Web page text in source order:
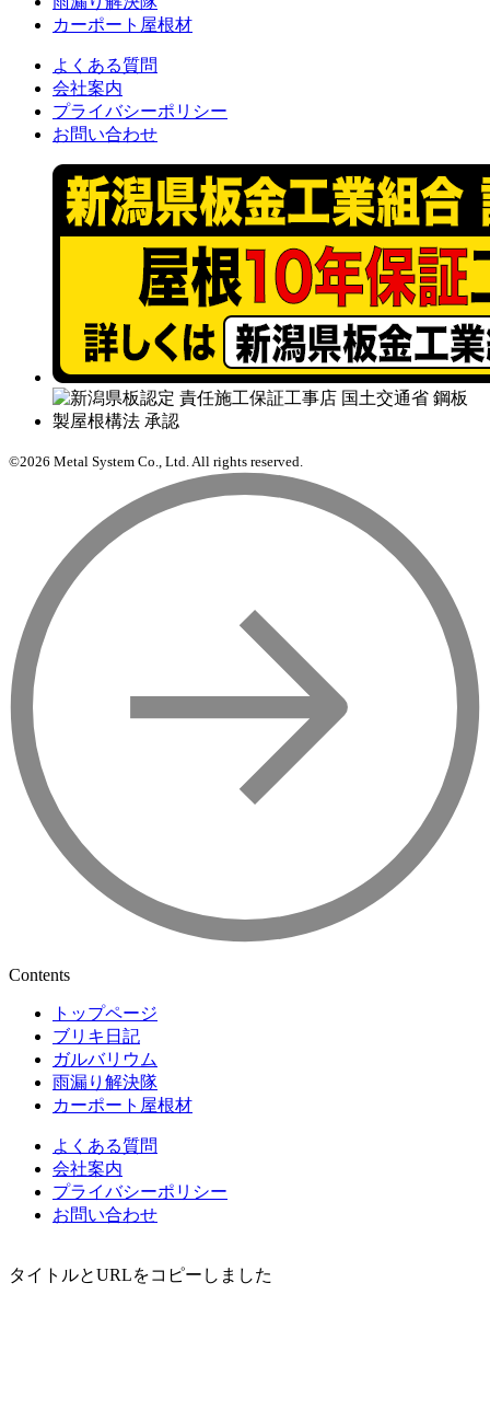
カーポート屋根材
よくある質問
会社案内
プライバシーポリシー
お問い合わせ
©2026 Metal System Co., Ltd. All rights reserved.
Contents
トップページ
ブリキ日記
ガルバリウム
雨漏り解決隊
カーポート屋根材
よくある質問
会社案内
プライバシーポリシー
お問い合わせ
タイトルとURLをコピーしました